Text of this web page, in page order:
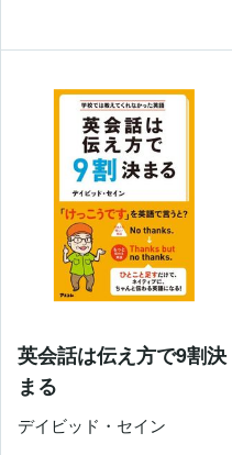
英会話は伝え方で9割決
まる
デイビッド・セイン